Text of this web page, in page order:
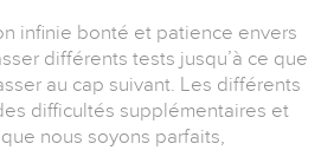
infinie bonté et patience envers
différents tests jusqu’à ce que
au cap suivant. Les différents
difficultés supplémentaires et
nous soyons parfaits,